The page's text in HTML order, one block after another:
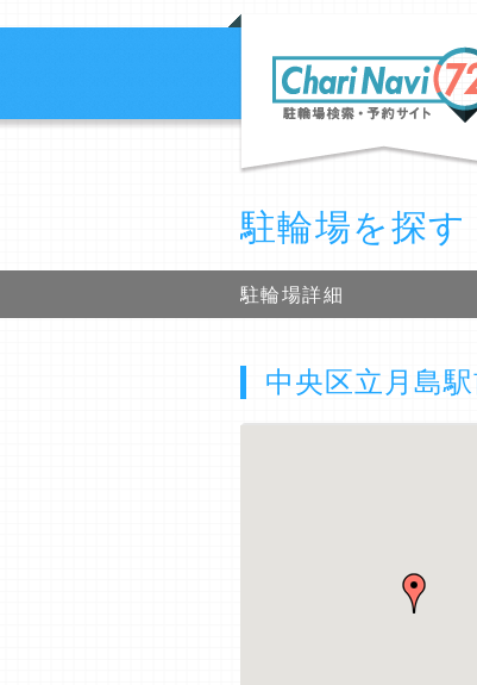
駐輪場を探す
駐輪場詳細
中央区立月島